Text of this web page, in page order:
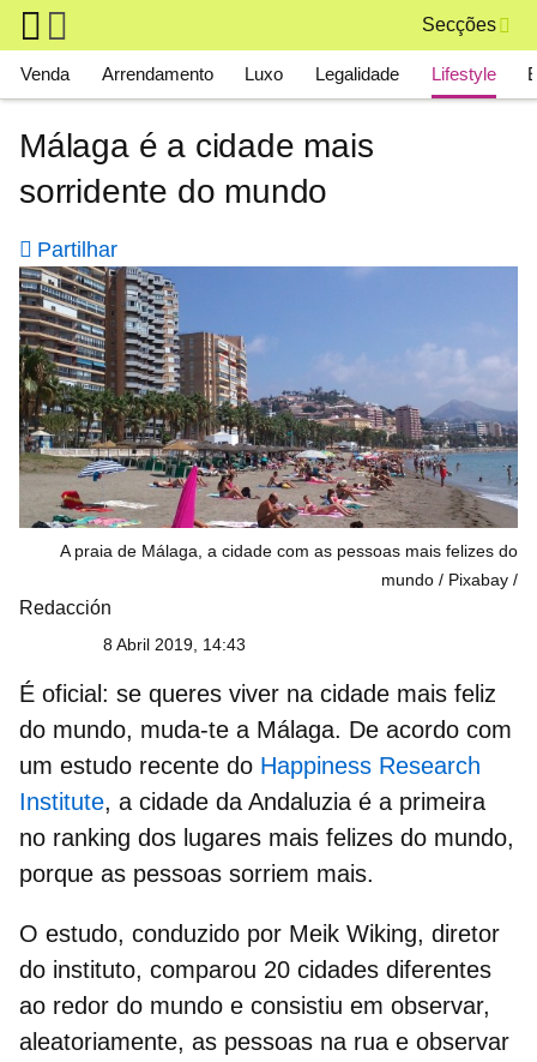
Skip to main content
Secções
Main navigation
Venda Arrendamento Luxo Legalidade Lifestyle
Málaga é a cidade mais
sorridente do mundo
Partilhar
A praia de Málaga, a cidade com as pessoas mais felizes do
mundo / Pixabay
Redacción
8 Abril 2019, 14:43
É oficial: se queres viver na cidade mais feliz
do mundo, muda-te a Málaga. De acordo com
um estudo recente do Happiness Research
Institute, a cidade da Andaluzia é a primeira
no ranking dos lugares mais felizes do mundo,
porque as pessoas sorriem mais.
O estudo, conduzido por Meik Wiking, diretor
do instituto, comparou 20 cidades diferentes
ao redor do mundo e consistiu em observar,
aleatoriamente, as pessoas na rua e observar